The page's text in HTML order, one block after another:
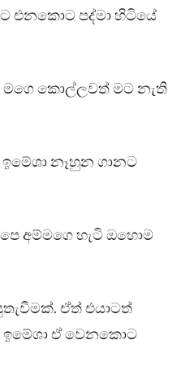
එනකොට පද්මා හිටියේ
? මගෙ කොල්ලවත් මට නැති
නෑහුන ගානට
අම්මගෙ හැටි ඔහොම
ඒත් එයාටත්
ඒ වෙනකොට